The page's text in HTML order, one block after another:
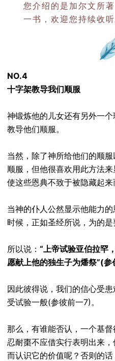
您介绍的是加尔文所
一书，欢迎您持续收听
NO.4
十字架教导我们顺服
神锻炼他的儿女还有另外一
教导他们顺服。
当然，除了神所给他们的顺
顺服，但他很喜欢用此方法
使这些恩典不致于被隐藏起来
当神的仆人公然显示他能力
时候，正如圣经所说，为的是
所以说： “上帝试验亚伯拉罕
愿献上他的独生子为燔祭”(参
因此彼得说，我们的信心受
受试验一般(参彼前一7)。
那么，有谁能否认，一个基
忍耐棗不应借实行表明出来
而认识它的价值呢？否则的话